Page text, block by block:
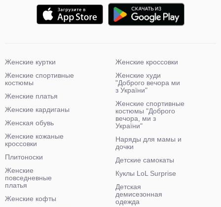
Женские куртки
Женские спортивные
костюмы
Женские платья
Женские кардиганы
Женская обувь
Женские кожаные
кроссовки
Плитоноски
Женские
повседневные
платья
Женские кофты
Женские кроссовки
Женские худи
"Доброго вечора ми
з України"
Женские спортивные
костюмы "Доброго
вечора, ми з
України"
Наряды для мамы и
дочки
Детские самокаты
Куклы LoL Surprise
Детская
демисезонная
одежда